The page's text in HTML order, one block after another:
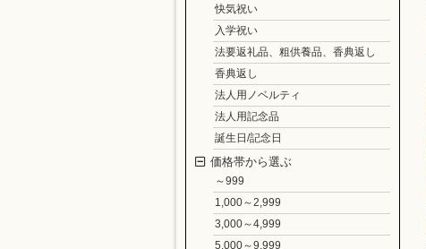
快気祝い
入学祝い
法要返礼品、粗供養品、香典返し
香典返し
法人用ノベルティ
法人用記念品
誕生日/記念日
価格帯から選ぶ
～999
1,000～2,999
3,000～4,999
5,000～9,999